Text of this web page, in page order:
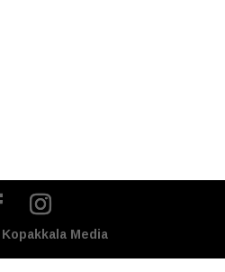
Kopakkala Media